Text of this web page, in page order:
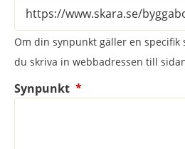
Om din synpunkt gäller en
du skriva in webbadressen till
Synpunkt *(obligatorisk)